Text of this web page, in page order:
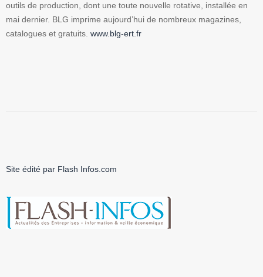
outils de production, dont une toute nouvelle rotative, installée en
mai dernier. BLG imprime aujourd’hui de nombreux magazines,
catalogues et gratuits. www.blg-ert.fr
Site édité par Flash Infos.com